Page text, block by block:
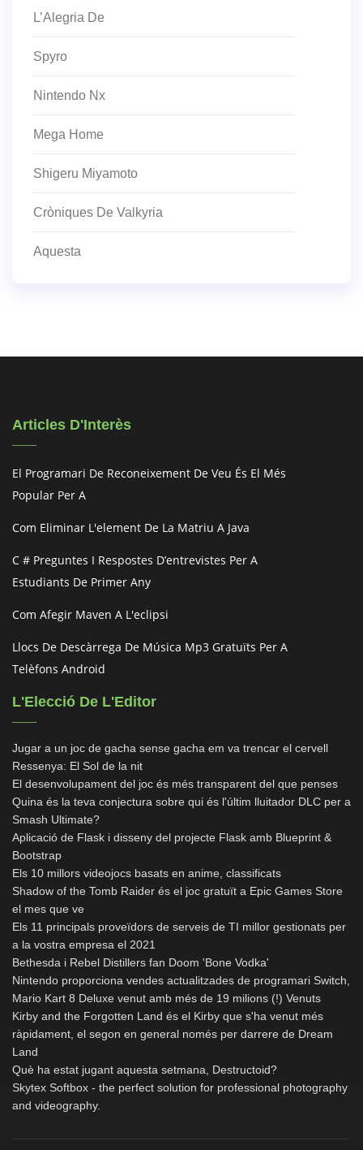
L’Alegria De
Spyro
Nintendo Nx
Mega Home
Shigeru Miyamoto
Cròniques De Valkyria
Aquesta
Articles D'Interès
El Programari De Reconeixement De Veu És El Més
Popular Per A
Com Eliminar L'element De La Matriu A Java
C # Preguntes I Respostes D’entrevistes Per A
Estudiants De Primer Any
Com Afegir Maven A L'eclipsi
Llocs De Descàrrega De Música Mp3 Gratuïts Per A
Telèfons Android
L'Elecció De L'Editor
Jugar a un joc de gacha sense gacha em va trencar el cervell
Ressenya: El Sol de la nit
El desenvolupament del joc és més transparent del que penses
Quina és la teva conjectura sobre qui és l'últim lluitador DLC per a
Smash Ultimate?
Aplicació de Flask i disseny del projecte Flask amb Blueprint &
Bootstrap
Els 10 millors videojocs basats en anime, classificats
Shadow of the Tomb Raider és el joc gratuït a Epic Games Store
el mes que ve
Els 11 principals proveïdors de serveis de TI millor gestionats per
a la vostra empresa el 2021
Bethesda i Rebel Distillers fan Doom 'Bone Vodka'
Nintendo proporciona vendes actualitzades de programari Switch,
Mario Kart 8 Deluxe venut amb més de 19 milions (!) Venuts
Kirby and the Forgotten Land és el Kirby que s'ha venut més
ràpidament, el segon en general només per darrere de Dream
Land
Què ha estat jugant aquesta setmana, Destructoid?
Skytex Softbox - the perfect solution for professional photography
and videography.